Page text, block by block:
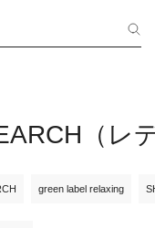
（レ
green label relaxing